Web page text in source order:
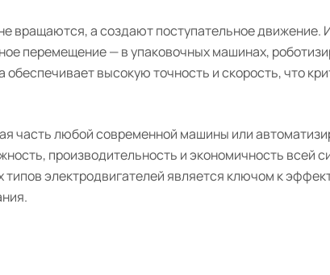
вращаются, а создают поступательное движение.
перемещение — в упаковочных машинах,
высокую точность и скорость, что
часть любой современной машины или
производительность и экономичность всей
электродвигателей является ключом к